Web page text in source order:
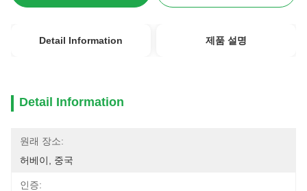
Detail Information 제품 설명
Detail Information
원래 장소:
허베이, 중국
인증: